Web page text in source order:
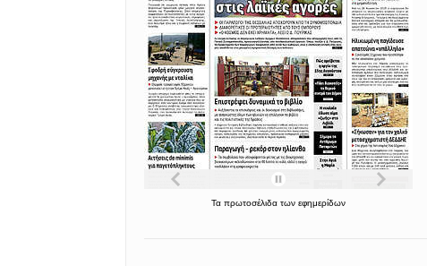
Τα πρωτοσέλιδα των εφημερίδων